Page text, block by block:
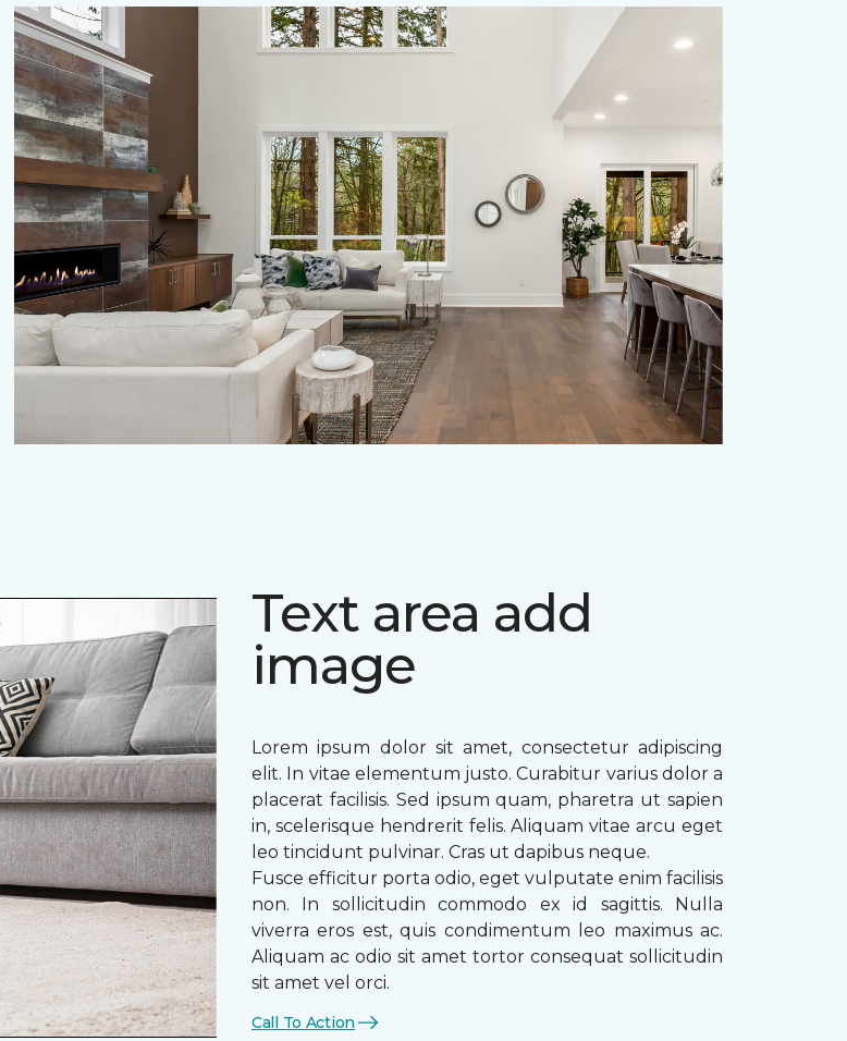
Text area add
image
Lorem ipsum dolor sit amet, consectetur adipiscing
elit. In vitae elementum justo. Curabitur varius dolor a
placerat facilisis. Sed ipsum quam, pharetra ut sapien
in, scelerisque hendrerit felis. Aliquam vitae arcu eget
leo tincidunt pulvinar. Cras ut dapibus neque.
Fusce efficitur porta odio, eget vulputate enim facilisis
non. In sollicitudin commodo ex id sagittis. Nulla
viverra eros est, quis condimentum leo maximus ac.
Aliquam ac odio sit amet tortor consequat sollicitudin
sit amet vel orci.
Call To Action